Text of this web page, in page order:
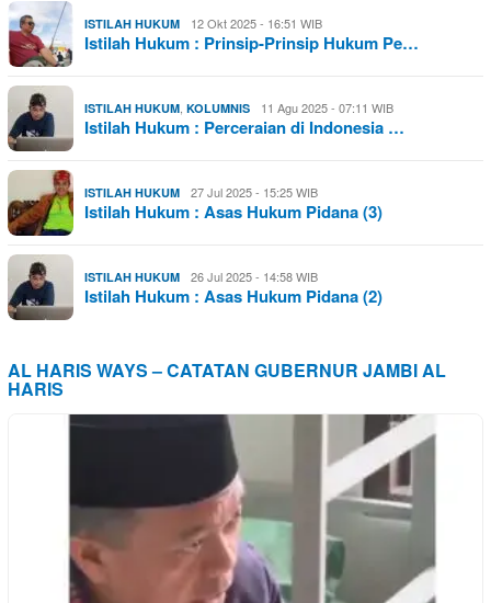
ISTILAH HUKUM 12 Okt 2025 - 16:51 WIB
Istilah Hukum : Prinsip-Prinsip Hukum Pe…
ISTILAH HUKUM KOLUMNIS 11 Agu 2025 - 07:11 WIB
Istilah Hukum : Perceraian di Indonesia …
ISTILAH HUKUM 27 Jul 2025 - 15:25 WIB
Istilah Hukum : Asas Hukum Pidana (3)
ISTILAH HUKUM 26 Jul 2025 - 14:58 WIB
Istilah Hukum : Asas Hukum Pidana (2)
AL HARIS WAYS – CATATAN GUBERNUR JAMBI AL
HARIS